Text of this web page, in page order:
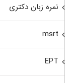
نمره زبان دکتری
msrt
EPT